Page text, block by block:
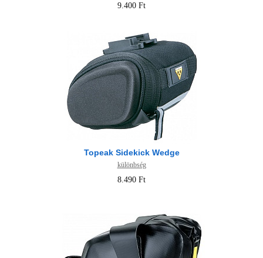
9.400 Ft
Topeak Sidekick Wedge
különbség
8.490 Ft